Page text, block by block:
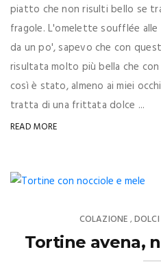
piatto che non risulti bello se
fragole. L'omelette soufflée
da un po', sapevo che con
risultata molto più bella che
così è stato, almeno ai miei
tratta di una frittata dolce ...
READ MORE
COLAZIONE ,
Tortine avena,